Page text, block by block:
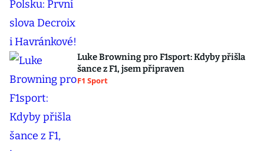
Luke Browning pro F1sport: Kdyby přišla
šance z F1, jsem připraven
F1 Sport